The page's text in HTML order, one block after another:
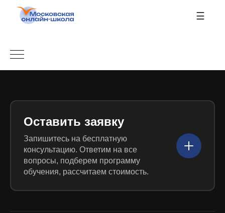
☰
Оставить заявку
Запишитесь на бесплатную
консультацию. Ответим на все
вопросы, подберем программу
обучения, рассчитаем стоимость.